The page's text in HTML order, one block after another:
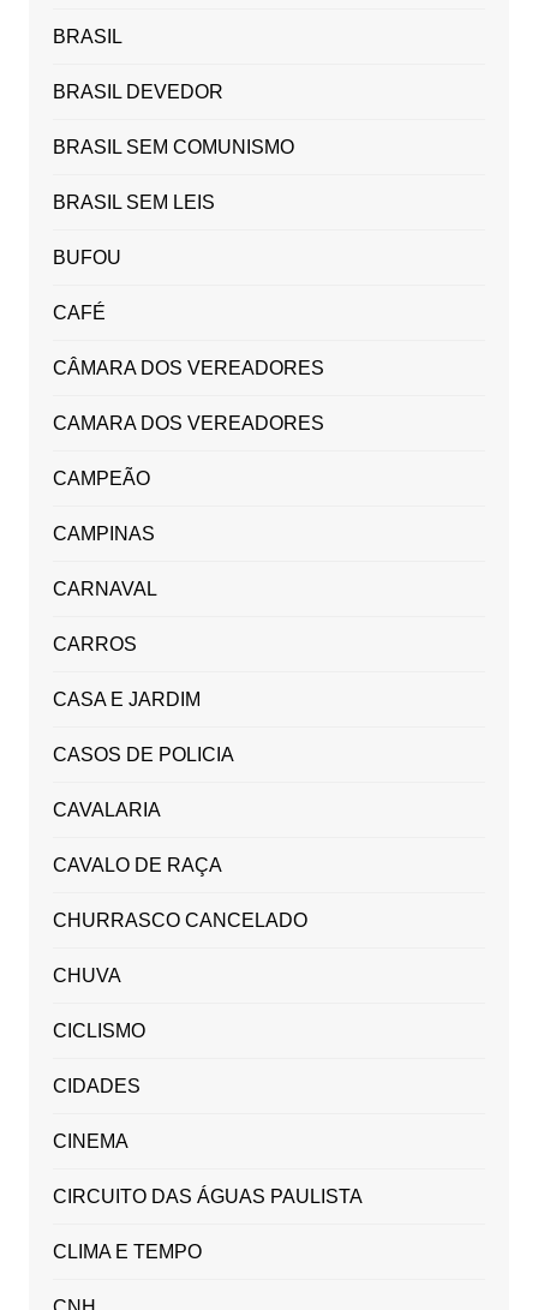
BRASIL
BRASIL DEVEDOR
BRASIL SEM COMUNISMO
BRASIL SEM LEIS
BUFOU
CAFÉ
CÂMARA DOS VEREADORES
CAMARA DOS VEREADORES
CAMPEÃO
CAMPINAS
CARNAVAL
CARROS
CASA E JARDIM
CASOS DE POLICIA
CAVALARIA
CAVALO DE RAÇA
CHURRASCO CANCELADO
CHUVA
CICLISMO
CIDADES
CINEMA
CIRCUITO DAS ÁGUAS PAULISTA
CLIMA E TEMPO